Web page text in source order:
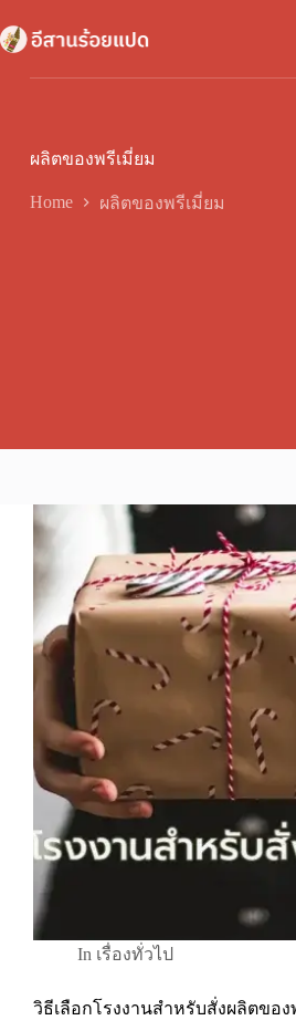
to
content
ผลิตของพรีเมี่ยม
Home ผลิตของพรีเมี่ยม
In เรื่องทั่วไป
วิธีเลือกโรงงานสำหรับสั่งผลิตของ